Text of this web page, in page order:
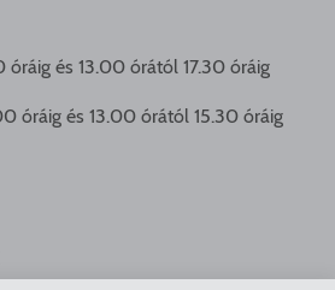
és 13.00 órától 17.30 óráig
óráig és 13.00 órától 15.30 óráig